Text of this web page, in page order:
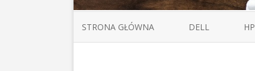
STRONA GŁÓWNA DELL HP